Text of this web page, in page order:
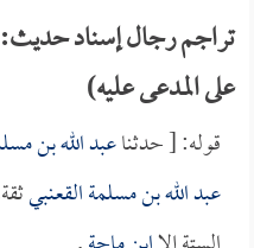
تراجم رجال إسناد
على المدعى عليه)
قوله: [ حدثناعبد الله بن
عبد الله بن مسلمة القعنبي